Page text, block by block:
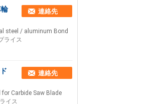
連絡先
steel / aluminum Bond
ライス
連絡先
Carbide Saw Blade
イス